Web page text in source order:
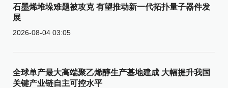
石墨烯堆垛难题被攻克 有望推动新一代拓扑量子器件发
展
2026-08-04 03:05
全球单产最大高端聚乙烯醇生产基地建成 大幅提升我国
关键产业链自主可控水平